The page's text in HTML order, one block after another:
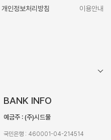
개인정보처리방침
이용안내
BANK INFO
예금주 : (주)시드물
국민은행 : 460001-04-214514